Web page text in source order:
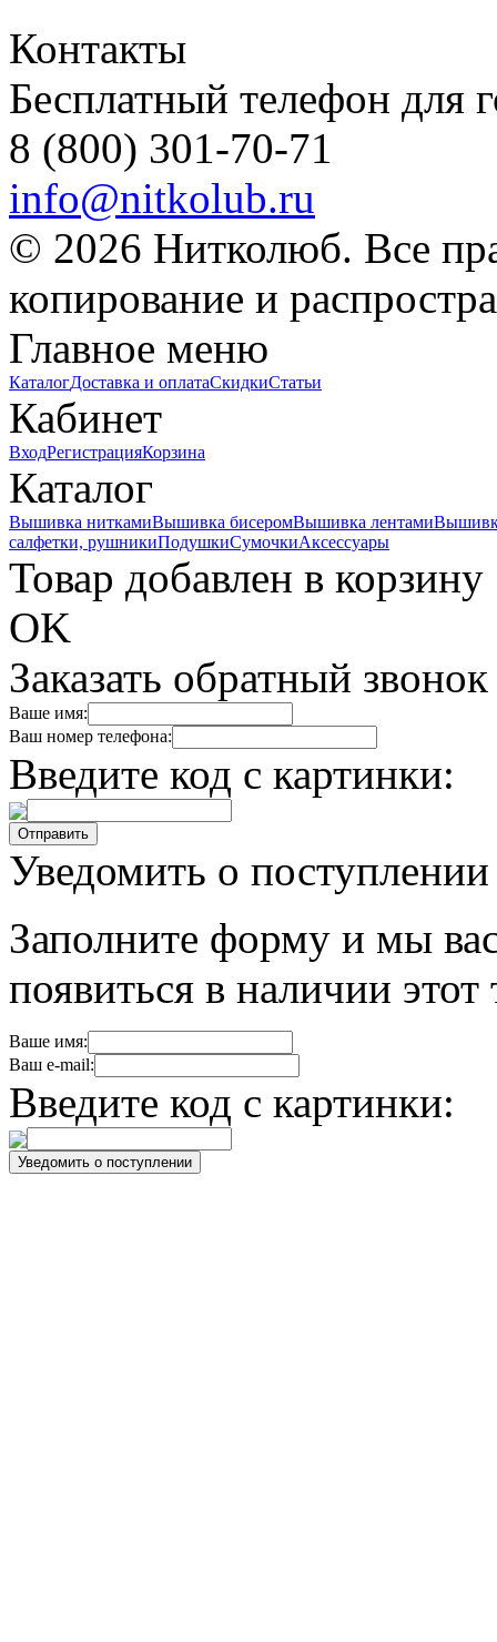
Контакты
Бесплатный телефон для
8 (800) 301-70-71
info@nitkolub.ru
© 2026 Нитколюб. Все
копирование и
Главное меню
КаталогДоставка и оплатаСкидкиСтатьи
Кабинет
ВходРегистрацияКорзина
Каталог
Вышивка ниткамиВышивка бисеромВышивка лентами
салфетки, рушникиПодушкиСумочкиАксессуары
Товар добавлен в корзину
OK
Заказать обратный звонок
Ваше имя:
Ваш номер телефона:
Введите код с картинки:
Уведомить о поступлении
Заполните форму и мы
появиться в наличии этот
Ваше имя:
Ваш e-mail:
Введите код с картинки: